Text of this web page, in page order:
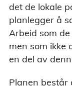
det de lokale
planlegger å
Arbeid som
men som ikke
en del av
Planen består